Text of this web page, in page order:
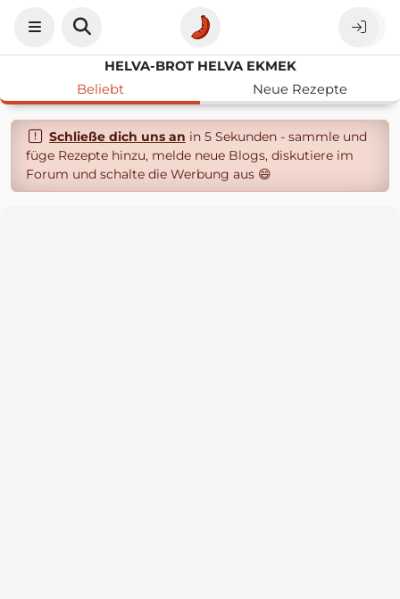
HELVA-BROT HELVA EKMEK
Beliebt
Neue Rezepte
Schließe dich uns an in 5 Sekunden - sammle und
füge Rezepte hinzu, melde neue Blogs, diskutiere im
Forum und schalte die Werbung aus 😄